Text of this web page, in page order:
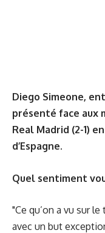
Diego Simeone,
présenté face aux
Real Madrid (2-1)
d’Espagne.
Quel sentiment
"Ce qu’on a vu sur
avec un but